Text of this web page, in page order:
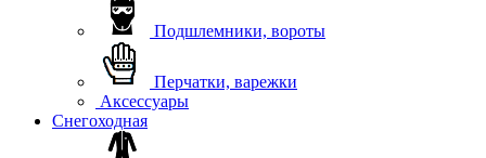
Подшлемники, вороты
Перчатки, варежки
Аксессуары
Снегоходная